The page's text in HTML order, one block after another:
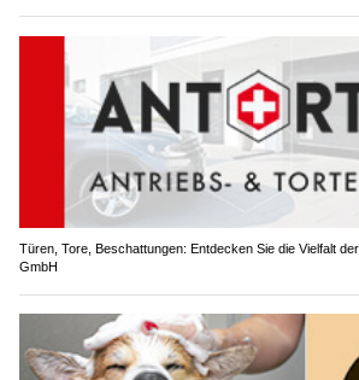
Türen, Tore, Beschattungen: Entdecken Sie die Vielfalt
GmbH